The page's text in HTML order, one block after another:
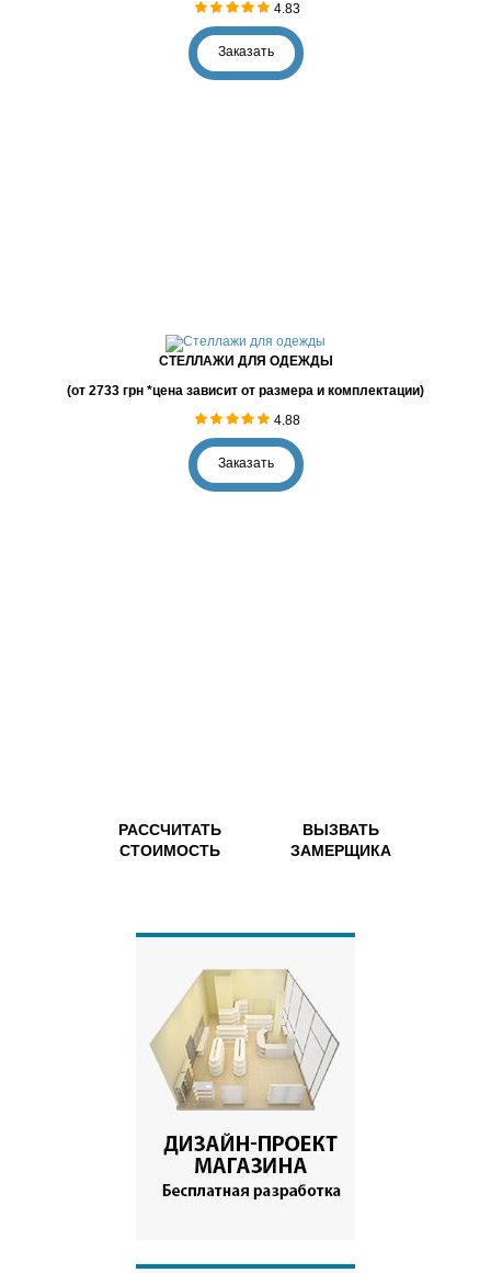
4.83
Заказать
СТЕЛЛАЖИ ДЛЯ ОДЕЖДЫ
(от 2733 грн *цена зависит от размера и комплектации)
4.88
Заказать
РАССЧИТАТЬ
СТОИМОСТЬ
ВЫЗВАТЬ
ЗАМЕРЩИКА